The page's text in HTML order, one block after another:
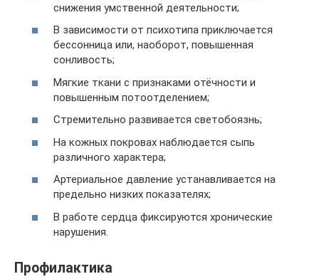
снижения умственной деятельности;
В зависимости от психотипа приключается
бессонница или, наоборот, повышенная
сонливость;
Мягкие ткани с признаками отёчности и
повышенным потоотделением;
Стремительно развивается светобоязнь;
На кожных покровах наблюдается сыпь
различного характера;
Артериальное давление устанавливается на
предельно низких показателях;
В работе сердца фиксируются хронические
нарушения.
Профилактика